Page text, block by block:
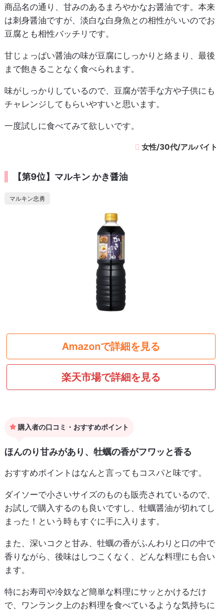
商品名の通り、甘みのあるまろやかなお醤油です。本来
は刺身醤油ですが、淡白な白身魚との相性がいいのでお
豆腐とも相性バッチリです。
甘じょっぱい醤油の味が豆腐にしっかりと絡まり、最後
まで飽きることなく食べられます。
味がしっかりしているので、豆腐が苦手な方や子供にも
チャレンジしてもらいやすいと思います。
一度試しに食べてみて欲しいです。
女性/30代/アルバイト
【第9位】マルキン かき醤油
マルキン忠勇
Amazonで詳細を見る
楽天市場で詳細を見る
購入者の口コミ・おすすめポイント
ほんのり甘みがあり、牡蠣の香がフワッと香る
おすすめポイントはなんと言ってもコスパと味です。
ダイソーで小さいサイズのものも販売されているので、
お試しで購入するのも良いですし、牡蠣醤油が切れてし
まった！という時もすぐに手に入ります。
また、深いコクと甘み、牡蠣の香がふんわりと口の中で
香りながら、後味はしつこくなく、どんな料理にも合い
ます。
特にお寿司や冷奴など簡単な料理にサッとかけるだけ
で、ワンランク上のお料理を食べているような気持ちに